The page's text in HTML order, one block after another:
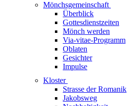
Mönchsgemeinschaft
Überblick
Gottesdienstzeiten
Mönch werden
Via-vitae-Programm
Oblaten
Gesichter
Impulse
Kloster
Strasse der Romanik
Jakobsweg